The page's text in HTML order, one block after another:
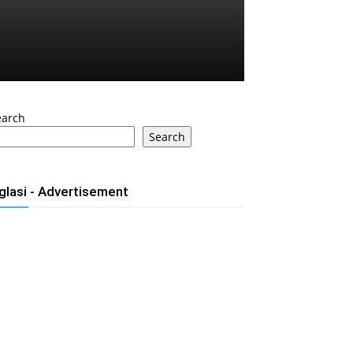
Search
- Advertisement